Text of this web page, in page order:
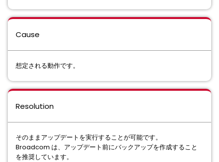
Cause
想定される動作です。
Resolution
そのままアップデートを実行することが可能です。
Broadcom は、アップデート前にバックアップを作成すること
を推奨しています。